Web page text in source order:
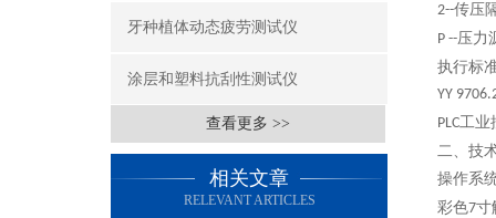
牙种植体动态疲劳测试仪
涂层和塑料抗刮性测试仪
查看更多 >>
相关文章
RELEVANT ARTICLES
2--传压
P --压力
执行标
YY
PLC工业
二、 技
操作系
彩色7寸